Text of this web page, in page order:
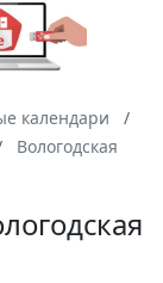
календари
Вологодская